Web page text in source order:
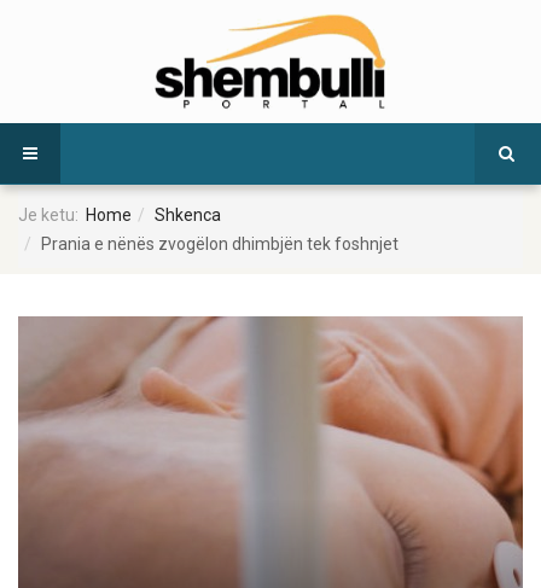
Je ketu: Home
Shkenca
Prania e nënës zvogëlon dhimbjën tek foshnjet